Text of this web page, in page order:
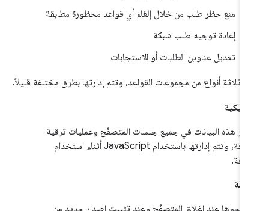
منع حظر طلب من خلال إلغاء أي قواعد محظورة مطابقة
إعادة توجيه طلب شبكة
تعديل عناوين الطلبات أو الاستجابات
ثلاثة أنواع من مجموعات القواعد، وتتم إدارتها بطرق مختلفة قليلاً.
هذه البيانات في جميع جلسات المتصفّح وعمليات ترقية
الإضافة، وتتم إدارتها باستخدام JavaScript أثناء استخدام
محوها عند إغلاق المتصفّح وعند تثبيت إصدار جديد من